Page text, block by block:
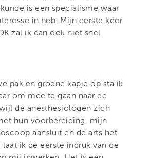
is een specialisme waar
in heb. Mijn eerste keer
zal ik dan ook niet snel
pak en groene kapje op sta ik
om mee te gaan naar de
de anesthesiologen zich
hun voorbereiding, mijn
aansluit en de arts het
ik de eerste indruk van de